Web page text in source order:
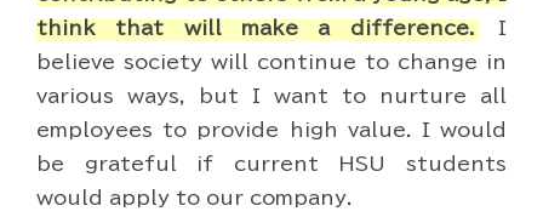
think that will make a difference.
I
believe society will continue to change in
various ways, but I want to nurture all
employees to provide high value. I would
be grateful if current HSU students
would apply to our company.